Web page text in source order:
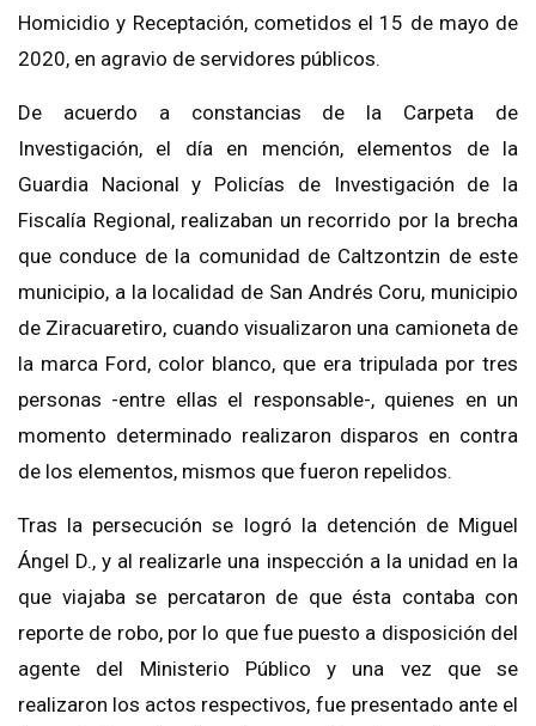
Homicidio y Receptación, cometidos el 15 de mayo de
2020, en agravio de servidores públicos.
De acuerdo a constancias de la Carpeta de
Investigación, el día en mención, elementos de la
Guardia Nacional y Policías de Investigación de la
Fiscalía Regional, realizaban un recorrido por la brecha
que conduce de la comunidad de Caltzontzin de este
municipio, a la localidad de San Andrés Coru, municipio
de Ziracuaretiro, cuando visualizaron una camioneta de
la marca Ford, color blanco, que era tripulada por tres
personas -entre ellas el responsable-, quienes en un
momento determinado realizaron disparos en contra
de los elementos, mismos que fueron repelidos.
Tras la persecución se logró la detención de Miguel
Ángel D., y al realizarle una inspección a la unidad en la
que viajaba se percataron de que ésta contaba con
reporte de robo, por lo que fue puesto a disposición del
agente del Ministerio Público y una vez que se
realizaron los actos respectivos, fue presentado ante el